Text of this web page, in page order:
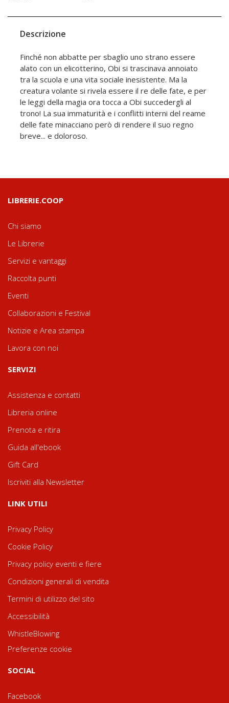
Descrizione
Finché non abbatte per sbaglio uno strano essere
alato con un elicotterino, Obi si trascinava annoiato
tra la scuola e una vita sociale inesistente. Ma la
creatura volante si rivela essere il re delle fate, e per
le leggi della magia ora tocca a Obi succedergli al
trono! La sua immaturità e i conflitti interni del reame
delle fate minacciano però di rendere il suo regno
breve... e doloroso.
LIBRERIE.COOP
Chi siamo
Le Librerie
Servizi e vantaggi
Raccolta punti
Eventi
Collaborazioni e Festival
Notizie e Area stampa
Lavora con noi
SERVIZI
Assistenza e contatti
Libreria online
Prenota e ritira
Guida all'ebook
Gift Card
Iscriviti alla Newsletter
LINK UTILI
Privacy Policy
Cookie Policy
Privacy policy eventi e fiere
Condizioni generali di vendita
Termini di utilizzo del sito
Accessibilità
WhistleBlowing
Preferenze cookie
SOCIAL
Facebook